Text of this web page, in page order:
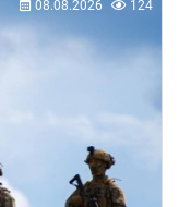
08.08.2026 124